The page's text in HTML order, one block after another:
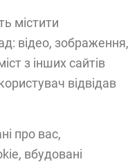
містити
відео, зображення,
з інших сайтів
відвідав
про вас,
вбудовані